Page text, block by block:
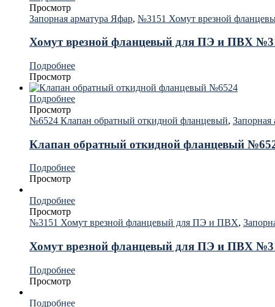
Просмотр
Запорная арматура Яфар, №3151 Хомут врезной
Хомут врезной фланцевый для ПЭ и ПВХ
Подробнее
Просмотр
Подробнее
Просмотр
№6524 Клапан обратный откидной фланцевый, Запорная
Клапан обратный откидной фланцевый
Подробнее
Просмотр
Подробнее
Просмотр
№3151 Хомут врезной фланцевый для ПЭ и ПВХ,
Хомут врезной фланцевый для ПЭ и ПВХ
Подробнее
Просмотр
Подробнее